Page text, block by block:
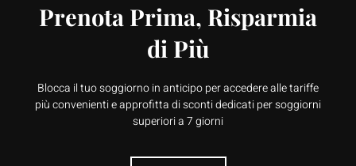
Prenota Prima, Risparmia
di Più
Blocca il tuo soggiorno in anticipo per accedere alle tariffe
più convenienti e approfitta di sconti dedicati per soggiorni
superiori a 7 giorni